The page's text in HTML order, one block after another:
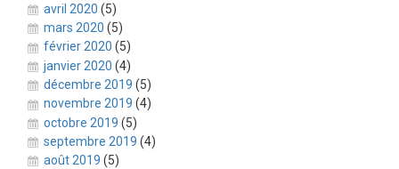
avril 2020 (5)
mars 2020 (5)
février 2020 (5)
janvier 2020 (4)
décembre 2019 (5)
novembre 2019 (4)
octobre 2019 (5)
septembre 2019 (4)
août 2019 (5)